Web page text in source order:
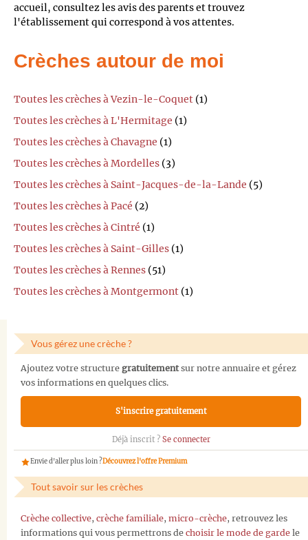
accueil, consultez les avis des parents et trouvez
l'établissement qui correspond à vos attentes.
Crèches autour de moi
Toutes les crèches à Vezin-le-Coquet (1)
Toutes les crèches à L'Hermitage (1)
Toutes les crèches à Chavagne (1)
Toutes les crèches à Mordelles (3)
Toutes les crèches à Saint-Jacques-de-la-Lande (5)
Toutes les crèches à Pacé (2)
Toutes les crèches à Cintré (1)
Toutes les crèches à Saint-Gilles (1)
Toutes les crèches à Rennes (51)
Toutes les crèches à Montgermont (1)
Vous gérez une crèche ?
Ajoutez votre structure gratuitementsur notre annuaire et gérez
vos informations en quelques clics.
S'inscrire gratuitement
Déjà inscrit ? Se connecter
Envie d'aller plus loin ?Découvrez l'offre Premium
Tout savoir sur les crèches
Crèche collective, crèche familiale, micro-crèche, retrouvez les
informations qui vous permettrons de choisir le mode de garde le